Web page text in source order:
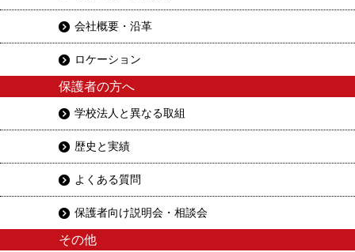
会社概要・沿革
ロケーション
保護者の方へ
学校法人と異なる取組
歴史と実績
よくある質問
保護者向け説明会・相談会
その他